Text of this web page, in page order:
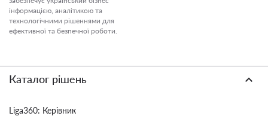
інформацією, аналітикою та
технологічними рішеннями для
ефективної та безпечної роботи.
Каталог рішень
Liga360: Керівник